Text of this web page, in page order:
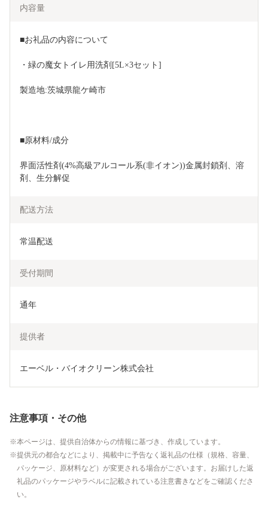
内容量
■お礼品の内容について
・緑の魔女トイレ用洗剤[5L×3セット]
製造地:茨城県龍ケ崎市
■原材料/成分
界面活性剤(4%高級アルコール系(非イオン))金属封鎖剤、溶
剤、生分解促
配送方法
常温配送
受付期間
通年
提供者
エーベル・バイオクリーン株式会社
注意事項・その他
本ページは、提供自治体からの情報に基づき、作成しています。
提供元の都合などにより、掲載中に予告なく返礼品の仕様（規格、容量、
パッケージ、原材料など）が変更される場合がございます。お届けした返
礼品のパッケージやラベルに記載されている注意書きなどをご確認くださ
い。